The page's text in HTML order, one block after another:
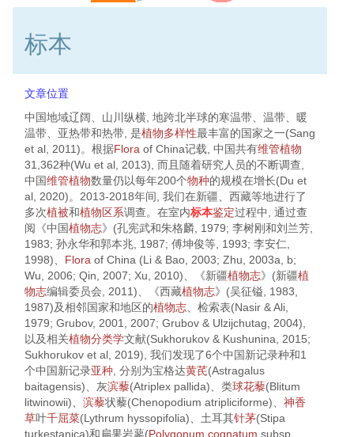
栖息地
标本
文章位置
中国地域辽阔、山川纵横, 地跨北半球的寒温带、温带、暖
温带、亚热带和热带, 是植物多样性最丰富的国家之一(Sang
et al, 2011)。根据Flora of China记载, 中国共有维管植物
31,362种(Wu et al, 2013), 而且随着研究人员的不断调查,
中国维管植物数量仍以每年200个物种的规模在增长(Du et
al, 2020)。2013-2018年间, 我们在新疆、西藏等地进行了
多次植被和植物区系调查。在室内标本鉴定过程中, 通过查
阅《中国植物志》(孔宪武和朱格麟, 1979; 李树刚和刘兰芳,
1983; 孙永华和郭本兆, 1987; 傅坤俊等, 1993; 李安仁,
1998)、 Flora of China (Li & Bao, 2003; Zhu, 2003a , b;
Wu, 2006; Qin, 2007; Xu, 2010)、《新疆植物志》(新疆植
物志编辑委员会, 2011)、《西藏植物志》(吴征镒, 1983
1987)及相邻国家和地区的植物志 、检索表(Nasir & Ali,
1979; Grubov, 2001 2007; Grubov & Ulzijchutag, 2004),
以及相关植物分类学文献(Sukhorukov & Kushunina, 2015;
Sukhorukov et al, 2019), 我们发现了6个中国新记录种和1
个中国新记录亚种 , 分别为宝格达黄芪(Astragalus
baitagensis)、灰滨藜(Atriplex pallida)、类球花藜(Blitum
litwinowii)、 滨藜状藜(Chenopodium atripliciforme)、 神香
草叶千屈菜(Lythrum hyssopifolia)、土耳其针茅(Stipa
turkestanica)和扁果岩蓼(Polygonum cognatum subsp.